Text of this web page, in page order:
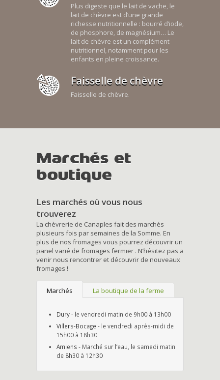
Plus digeste que le lait de vache, le
lait de chèvre est d’une grande
richesse nutritionnelle : bourré d’iode,
de phosphore, de magnésium… Le
lait de chèvre est un complément
nutritionnel, notamment pour les
enfants en pleine croissance.
Faisselle de chèvre
Faisselle de chèvre.
Marchés et
boutique
Les marchés où vous nous
trouverez
La chèvrerie de Canaples fait des marchés
plusieurs fois par semaines de la Somme. En
plus de nos fromages vous pourrez découvrir un
panel varié de fromages fermier . N’hésitez pas a
venir nous rencontrer et découvrir de nouveaux
fromages !
Marchés La boutique de la ferme
Dury- le vendredi matin de 9h00 à 13h00
Villers-Bocage - le vendredi après-midi de
15h00 à 18h30
Amiens - Marché sur l’eau, le samedi matin
de 8h30 à 12h30